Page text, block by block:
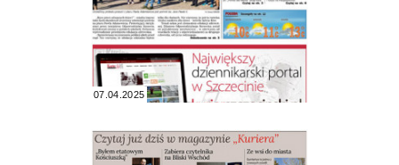
07.04.2025